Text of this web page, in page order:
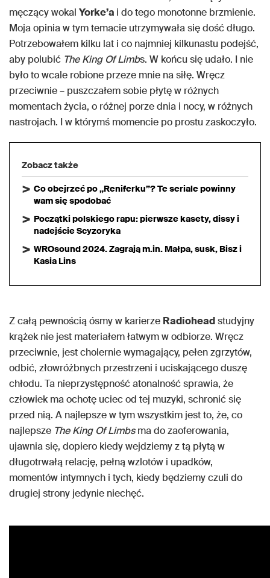
męczący wokal Yorke’a i do tego monotonne brzmienie.
Moja opinia w tym temacie utrzymywała się dość długo.
Potrzebowałem kilku lat i co najmniej kilkunastu podejść,
aby polubić The King Of Limbs. W końcu się udało. I nie
było to wcale robione przeze mnie na siłę. Wręcz
przeciwnie – puszczałem sobie płytę w różnych
momentach życia, o różnej porze dnia i nocy, w różnych
nastrojach. I w którymś momencie po prostu zaskoczyło.
Zobacz także
Co obejrzeć po „Reniferku”? Te seriale powinny
wam się spodobać
Początki polskiego rapu: pierwsze kasety, dissy i
nadejście Scyzoryka
WROsound 2024. Zagrają m.in. Małpa, susk, Bisz i
Kasia Lins
Z całą pewnością ósmy w karierze Radioheadstudyjny
krążek nie jest materiałem łatwym w odbiorze. Wręcz
przeciwnie, jest cholernie wymagający, pełen zgrzytów,
odbić, złowróżbnych przestrzeni i uciskającego duszę
chłodu. Ta nieprzystępność atonalność sprawia, że
człowiek ma ochotę uciec od tej muzyki, schronić się
przed nią. A najlepsze w tym wszystkim jest to, że, co
najlepsze The King Of Limbsma do zaoferowania,
ujawnia się, dopiero kiedy wejdziemy z tą płytą w
długotrwałą relację, pełną wzlotów i upadków,
momentów intymnych i tych, kiedy będziemy czuli do
drugiej strony jedynie niechęć.